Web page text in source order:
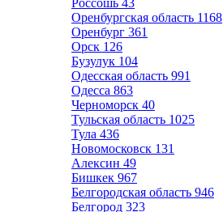
Россошь 43
Оренбургская область 1168
Оренбург 361
Орск 126
Бузулук 104
Одесская область 991
Одесса 863
Черноморск 40
Тульская область 1025
Тула 436
Новомосковск 131
Алексин 49
Бишкек 967
Белгородская область 946
Белгород 323